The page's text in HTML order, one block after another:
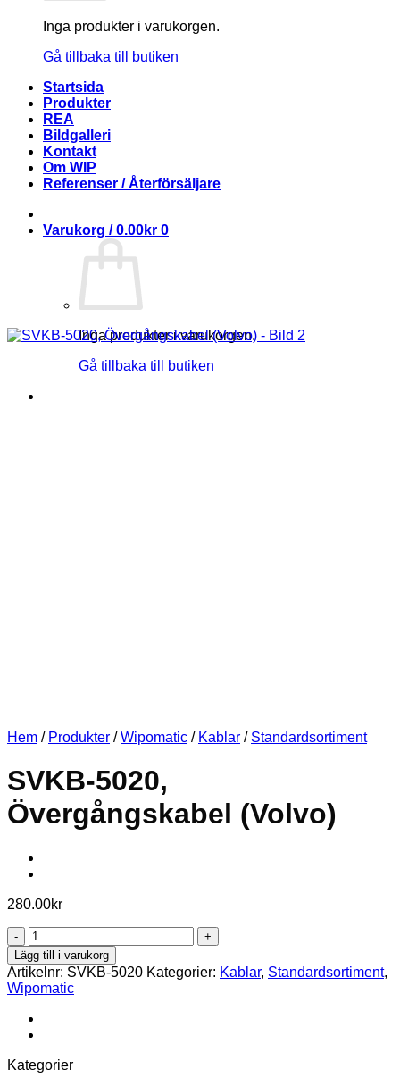
Inga produkter i varukorgen.
Gå tillbaka till butiken
Startsida
Produkter
REA
Bildgalleri
Kontakt
Om WIP
Referenser / Återförsäljare
Varukorg /0.00kr 0
Inga produkter i varukorgen.
Gå tillbaka till butiken
Hem / Produkter / Wipomatic / Kablar / Standardsortiment
SVKB-5020,
Övergångskabel (Volvo)
280.00kr
SVKB-
5020,
Övergångskabel
(Volvo)
mängd
Lägg till i varukorg
Artikelnr: SVKB-5020 Kategorier: Kablar, Standardsortiment,
Wipomatic
Kategorier